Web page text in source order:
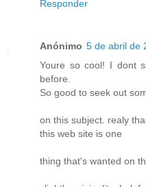
Responder
Anónimo 5 de abril de
Youre so cool! I dont
before.
So good to seek out
on this subject. realy
this web site is one
thing that's wanted on